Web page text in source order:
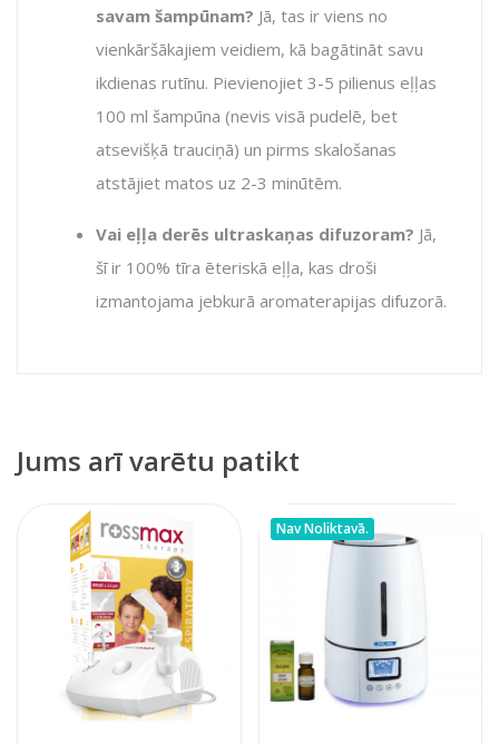
savam šampūnam? Jā, tas ir viens no
vienkāršākajiem veidiem, kā bagātināt savu
ikdienas rutīnu. Pievienojiet 3-5 pilienus eļļas
100 ml šampūna (nevis visā pudelē, bet
atsevišķā trauciņā) un pirms skalošanas
atstājiet matos uz 2-3 minūtēm.
Vai eļļa derēs ultraskaņas difuzoram? Jā,
šī ir 100% tīra ēteriskā eļļa, kas droši
izmantojama jebkurā aromaterapijas difuzorā.
Jums arī varētu patikt
Nav Noliktavā.